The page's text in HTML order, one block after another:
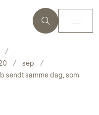
sep
sendt samme dag, som